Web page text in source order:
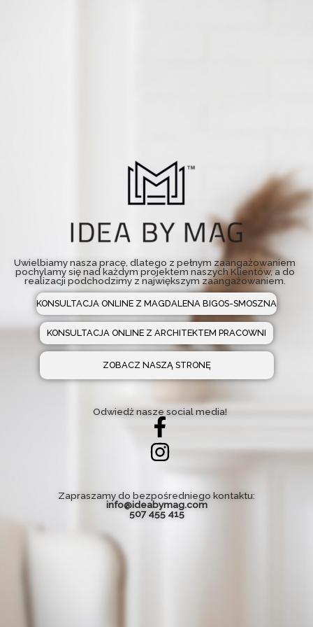
Uwielbiamy nasza pracę, dlatego z pełnym zaangażowaniem
pochylamy się nad każdym projektem naszych Klientów, a do
realizacji podchodzimy z największym zaangażowaniem.
KONSULTACJA ONLINE Z MAGDALENA BIGOS-SMOSZNA
KONSULTACJA ONLINE Z ARCHITEKTEM PRACOWNI
ZOBACZ NASZĄ STRONĘ
Odwiedż nasze social media!
Zapraszamy do bezpośredniego kontaktu:
info@ideabymag.com
507 455 415